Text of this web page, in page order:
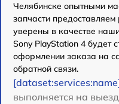
Челябинске опытными
запчасти
уверены в качестве
Sony PlayStation 4 будет
оформлении заказа на
обратной связи.
выполняется на